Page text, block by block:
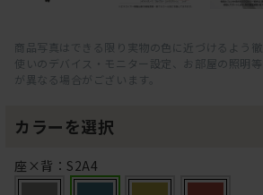
商品写真はできる限り実物の色に近づけるよう
使いのデバイス・モニター設定、お部屋の照明
が異なる場合がございます。
カラーを選択
座×背：S2A4